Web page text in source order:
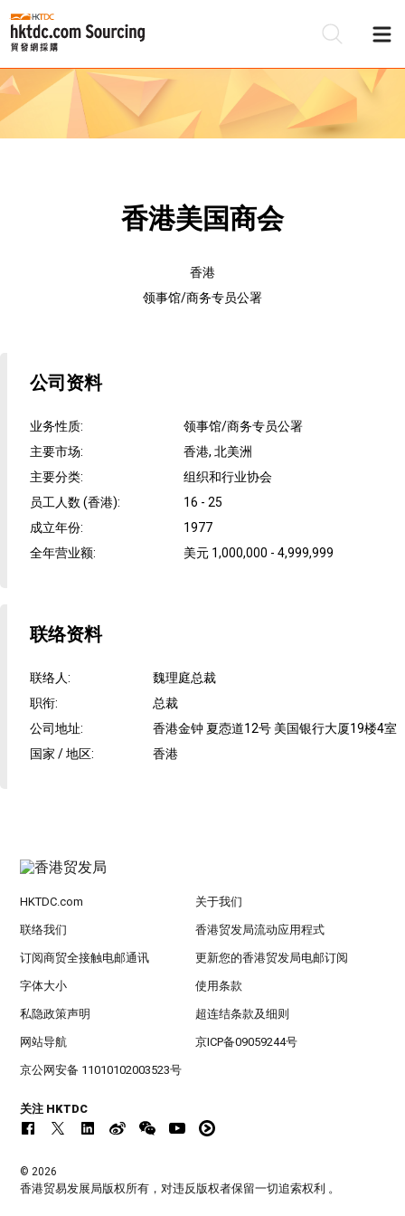
香港美国商会
香港
领事馆/商务专员公署
公司资料
业务性质:
领事馆/商务专员公署
主要市场:
香港, 北美洲
主要分类:
组织和行业协会
员工人数 (香港):
16 - 25
成立年份:
1977
全年营业额: 美元 1,000,000 - 4,999,999
联络资料
联络人:
魏理庭总裁
职衔:
总裁
公司地址:
香港金钟 夏悫道12号 美国银行大厦19楼4室
国家 / 地区: 香港
HKTDC.com 关于我们
联络我们 香港贸发局流动应用程式
订阅商贸全接触电邮通讯 更新您的香港贸发局电邮订阅
字体大小 使用条款
私隐政策声明 超连结条款及细则
网站导航 京ICP备09059244号
京公网安备 11010102003523号
关注 HKTDC
© 2026
香港贸易发展局版权所有，对违反版权者保留一切追索权利 。